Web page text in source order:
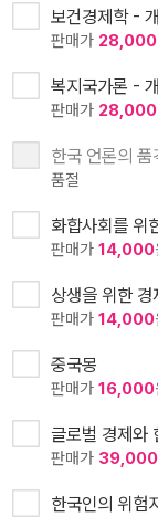
보건경제학 -
판매가 28,000
복지국가론 -
판매가 28,000
한국 언론의 품
품절
화합사회를 위
판매가 14,000
상생을 위한 경
판매가 14,000
중국몽
판매가 16,000
글로벌 경제와
판매가 39,000
한국인의 위험